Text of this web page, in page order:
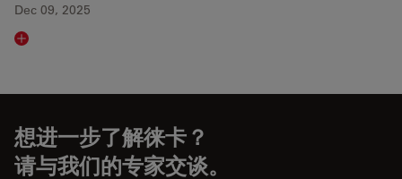
Dec 09, 2025
Read article
想进一步了解徕卡？
请与我们的专家交谈。